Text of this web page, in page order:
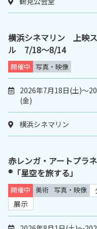
横浜シネマリン 上映
ル 7/18～8/14
開催中 写真・映像
2026年7月18日(土)～
(金)
横浜シネマリン
赤レンガ・アートプラ
®「星空を旅する」
開催中 美術 写真・映像
展示